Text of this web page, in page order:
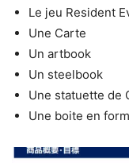
Le jeu Resident
Une Carte
Un artbook
Un steelbook
Une statuette de
Une boite en